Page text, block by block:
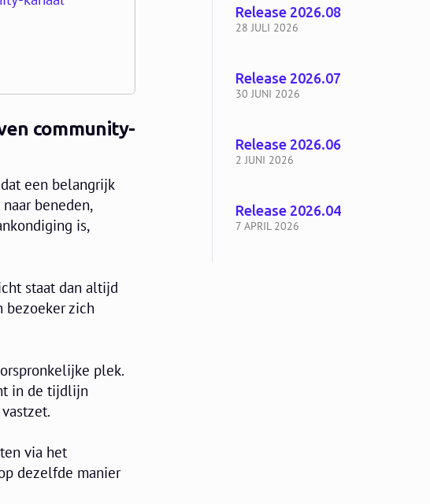
community-
een belangrijk
beneden,
is,
staat dan altijd
bezoeker zich
plek.
in de tijdlijn
via het
dezelfde manier
28 JULI 2026
Release 2026.08
30 JUNI 2026
Release 2026.07
2 JUNI 2026
Release 2026.06
7 APRIL 2026
Release 2026.04